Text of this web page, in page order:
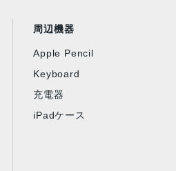
周辺機器
Apple Pencil
Keyboard
充電器
iPadケース